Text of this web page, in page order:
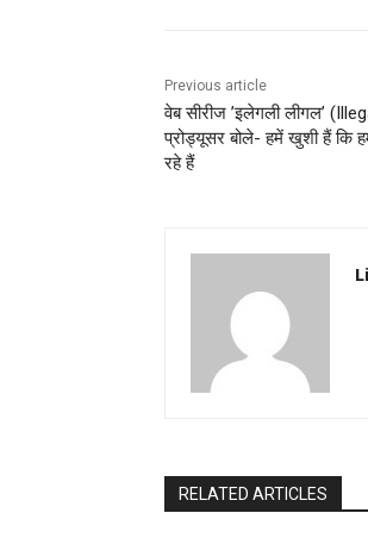
Previous article
वेब सीरीज ’इलेगली लीगल’
प्रोड्यूसर बोले- हमें खुशी हैं कि
रहे हैं
RELATED ARTICLES